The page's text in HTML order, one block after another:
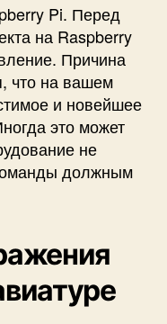
Pi. Перед
на Raspberry
Причина
что на вашем
и новейшее
это может
не
должным